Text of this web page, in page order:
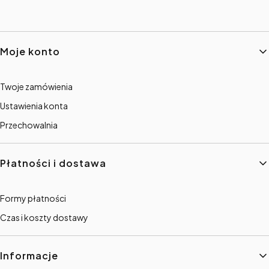
Linki w stopce
Moje konto
Twoje zamówienia
Ustawienia konta
Przechowalnia
Płatności i dostawa
Formy płatności
Czas i koszty dostawy
Informacje